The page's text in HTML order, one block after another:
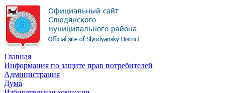
Главная
Информация по защите прав потребителей
Администрация
Дума